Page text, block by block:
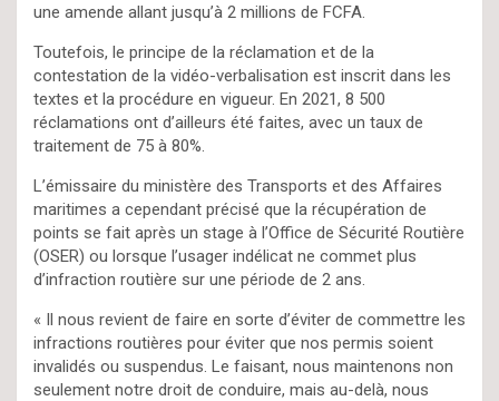
une amende allant jusqu’à 2 millions de FCFA.
Toutefois, le principe de la réclamation et de la
contestation de la vidéo-verbalisation est inscrit dans les
textes et la procédure en vigueur. En 2021, 8 500
réclamations ont d’ailleurs été faites, avec un taux de
traitement de 75 à 80%.
L’émissaire du ministère des Transports et des Affaires
maritimes a cependant précisé que la récupération de
points se fait après un stage à l’Office de Sécurité Routière
(OSER) ou lorsque l’usager indélicat ne commet plus
d’infraction routière sur une période de 2 ans.
« Il nous revient de faire en sorte d’éviter de commettre les
infractions routières pour éviter que nos permis soient
invalidés ou suspendus. Le faisant, nous maintenons non
seulement notre droit de conduire, mais au-delà, nous